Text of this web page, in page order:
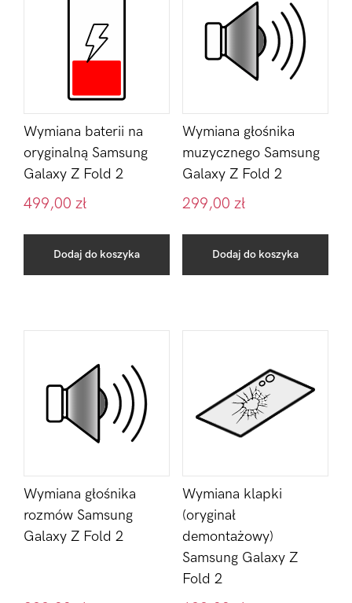
Wymiana baterii na
oryginalną Samsung
Galaxy Z Fold 2
499,00 zł
Dodaj do koszyka
Wymiana głośnika
muzycznego Samsung
Galaxy Z Fold 2
299,00 zł
Dodaj do koszyka
Wymiana głośnika
rozmów Samsung
Galaxy Z Fold 2
Wymiana klapki
(oryginał
demontażowy)
Samsung Galaxy Z
Fold 2